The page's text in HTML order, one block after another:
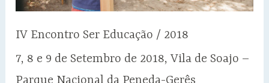
IV Encontro Ser Educação / 2018
7, 8 e 9 de Setembro de 2018, Vila de Soajo –